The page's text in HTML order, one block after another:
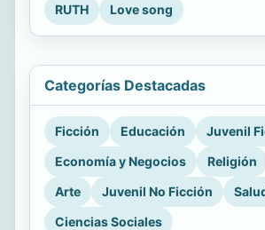
RUTH
Love song
Categorías Destacadas
Ficción Educación
Juvenil
Economía y Negocios
Religión
Arte
Juvenil No Ficción
Ciencias Sociales